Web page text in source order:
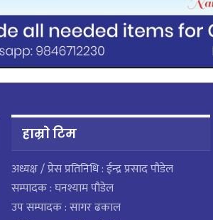
हाम्राे टिम
अध्यक्ष / प्रेस प्रतिनिधि : ईन्द्र प्रसाद पौडेल
सम्पादक : घनश्याम पौडेल
उप सम्पादक : सागर ढकाल